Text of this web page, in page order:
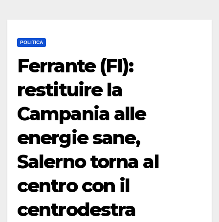
POLITICA
Ferrante (FI):
restituire la
Campania alle
energie sane,
Salerno torna al
centro con il
centrodestra